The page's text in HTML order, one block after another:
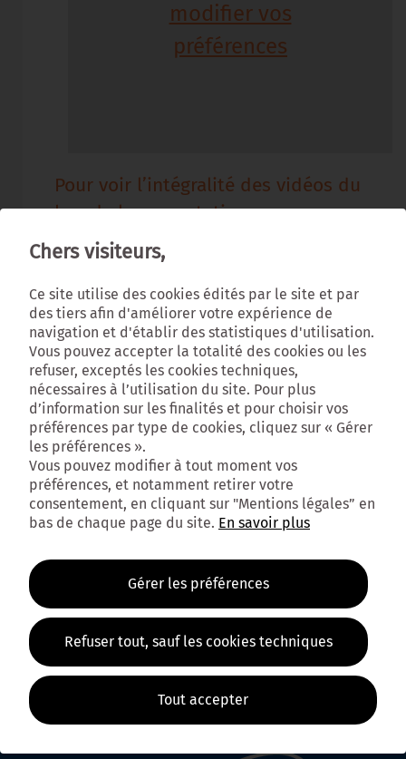
modifier vos
préférences
Pour voir l’intégralité des vidéos du
bus de la concertation pour
l’élaboration du Schéma de
Cohérence Territoriale, cliquez ici
DÉCOUVRIR
Comprendre le SCoT
FAQ
Chers visiteurs,
Ce site utilise des cookies édités par le site et par
des tiers afin d'améliorer votre expérience de
navigation et d'établir des statistiques d'utilisation.
Vous pouvez accepter la totalité des cookies ou les
refuser, exceptés les cookies techniques,
nécessaires à l’utilisation du site. Pour plus
d’information sur les finalités et pour choisir vos
préférences par type de cookies, cliquez sur « Gérer
les préférences ».
Vous pouvez modifier à tout moment vos
préférences, et notamment retirer votre
consentement, en cliquant sur "Mentions légales” en
bas de chaque page du site. En savoir plus
Gérer les préférences
Refuser tout, sauf les cookies techniques
Tout accepter